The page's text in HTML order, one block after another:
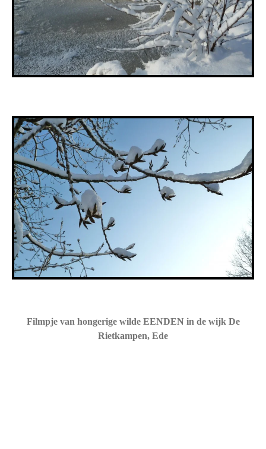
Filmpje van hongerige wilde EENDEN in de wijk De
Rietkampen, Ede